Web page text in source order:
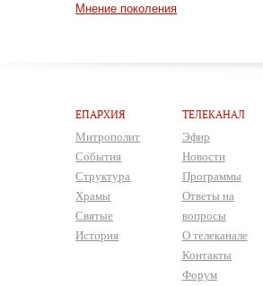
Мнение поколения
ЕПАРХИЯ
Митрополит
События
Структура
Храмы
Святые
История
ТЕЛЕКАНАЛ
Эфир
Новости
Программы
Ответы на
вопросы
О телеканале
Контакты
Форум